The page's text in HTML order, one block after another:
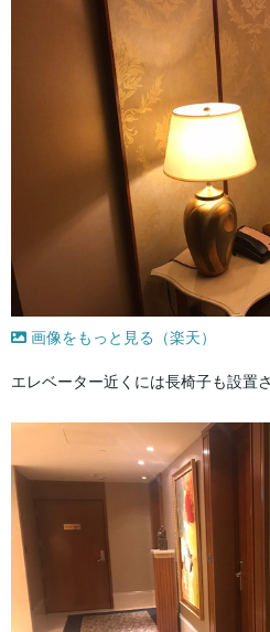
画像をもっと見る（楽天）
エレベーター近くには長椅子も設置